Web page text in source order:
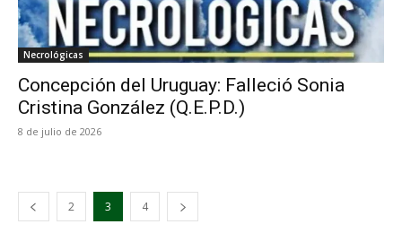
Necrológicas
Concepción del Uruguay: Falleció Sonia
Cristina González (Q.E.P.D.)
8 de julio de 2026
2 3 4